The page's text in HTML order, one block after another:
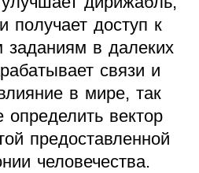
получает доступ к
в далеких
связи и
в мире, так
вектор
предоставленной
человечества.